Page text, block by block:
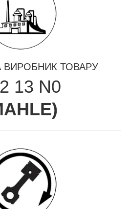
ВИРОБНИК ТОВАРУ
13 N0
)